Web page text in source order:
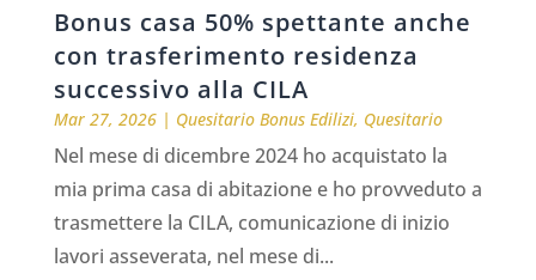
Bonus casa 50% spettante anche
con trasferimento residenza
successivo alla CILA
Mar 27, 2026| Quesitario Bonus Edilizi, Quesitario
Nel mese di dicembre 2024 ho acquistato la
mia prima casa di abitazione e ho provveduto a
trasmettere la CILA, comunicazione di inizio
lavori asseverata, nel mese di...